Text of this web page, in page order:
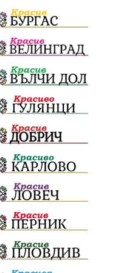
Дънката
отворените врати
Карола Карова
Варненско
на мозайките
на гордостта“